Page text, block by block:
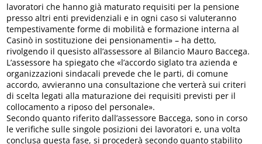
lavoratori che hanno già maturato requisiti per la pensione
presso altri enti previdenziali e in ogni caso si valuteranno
tempestivamente forme di mobilità e formazione interna al
Casinò in sostituzione dei pensionamenti» – ha detto,
rivolgendo il quesisto all’assessore al Bilancio Mauro Baccega.
L’assessore ha spiegato che «l’accordo siglato tra azienda e
organizzazioni sindacali prevede che le parti, di comune
accordo, avvieranno una consultazione che verterà sui criteri
di scelta legati alla maturazione dei requisiti previsti per il
collocamento a riposo del personale».
Secondo quanto riferito dall’assessore Baccega, sono in corso
le verifiche sulle singole posizioni dei lavoratori e, una volta
conclusa questa fase, si procederà secondo quanto stabilito